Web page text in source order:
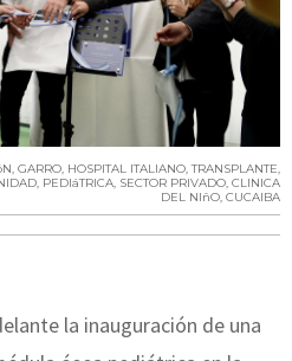
, GARRO, HOSPITAL ITALIANO,TRANSPLANTE,
, PEDIáTRICA, SECTOR PRIVADO, CLINICA
DEL NIñO, CUCAIBA
la inauguración de una